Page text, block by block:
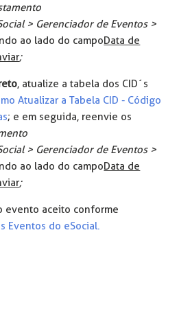
> Gerenciador de Eventos >
ao lado do campoData de
;
, atualize a tabela dos CID´s
Atualizar a Tabela CID - Código
; e em seguida, reenvie os
> Gerenciador de Eventos >
ao lado do campoData de
;
evento aceito conforme
Eventos do eSocial.